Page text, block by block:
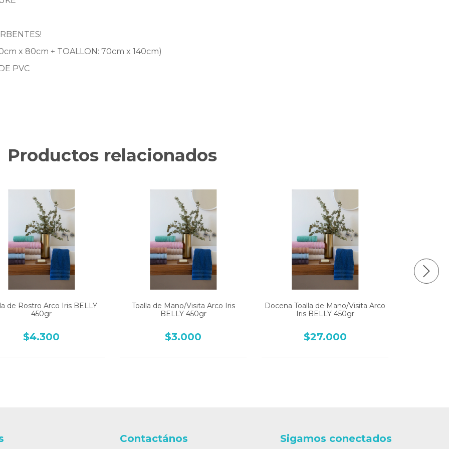
x 80cm + TOALLON: 70cm x 140cm)
PVC
Productos relacionados
de Rostro Arco Iris BELLY
450gr
$4.300
Toalla de Mano/Visita Arco Iris
BELLY 450gr
$3.000
Docena Toalla de Mano/Visita Arco
Iris BELLY 450gr
$27.000
Contactános Sigamos conectados